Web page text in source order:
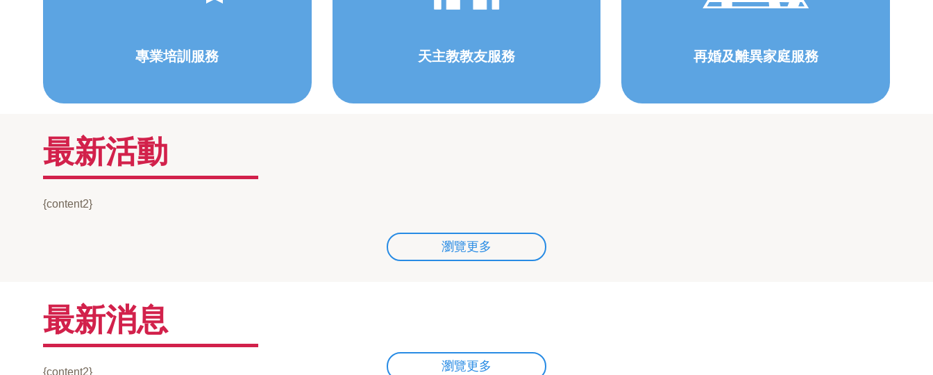
專業培訓服務 天主教教友服務 再婚及離異家庭服務
最新活動
{content2}
瀏覽更多
最新消息
{content2} 瀏覽更多